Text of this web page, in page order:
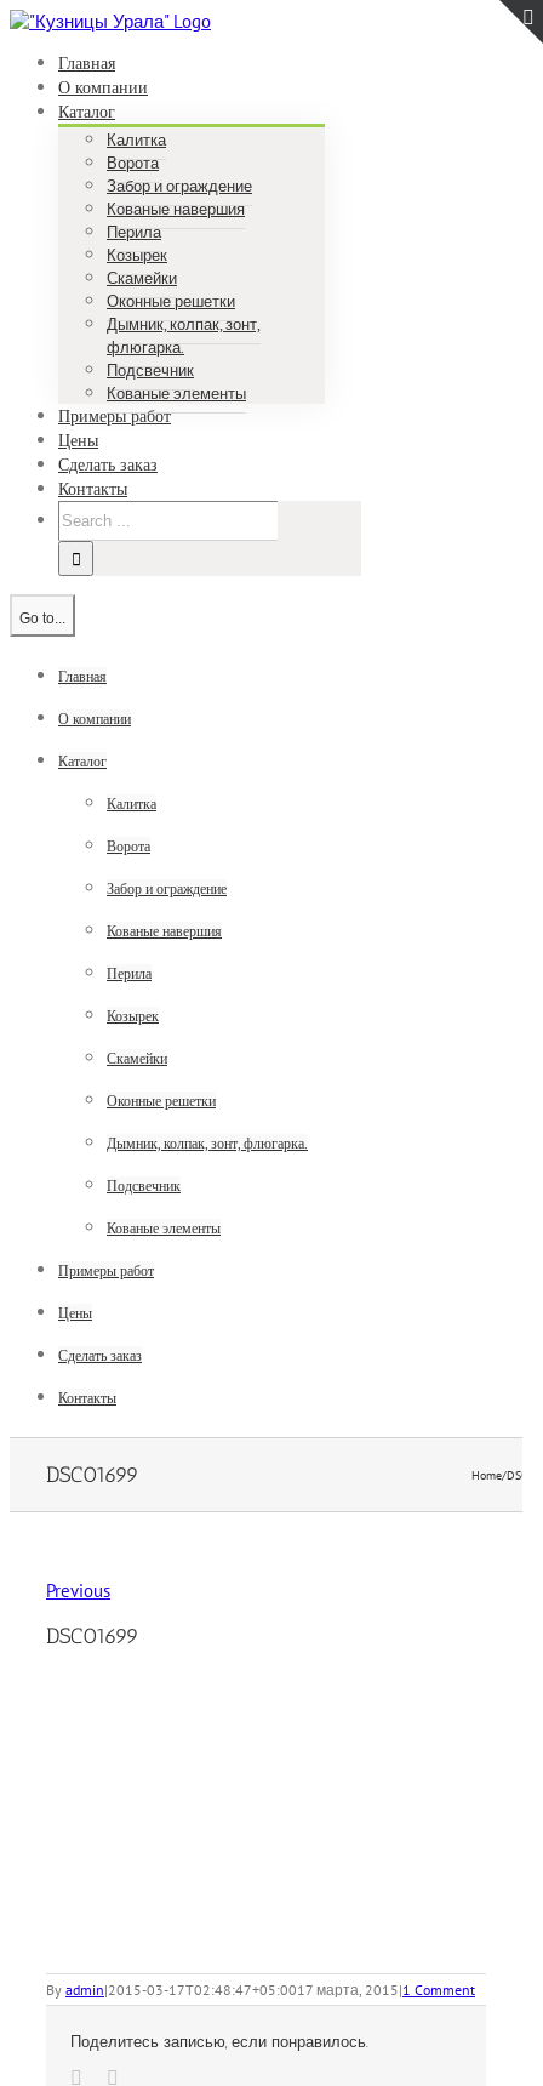
Skip
contentГлавная
О компании
Каталог
Калитка
Ворота
Забор и ограждение
Кованые навершия
Перила
Козырек
Скамейки
Оконные решетки
Дымник, колпак, зонт,
флюгарка.
Подсвечник
Кованые элементы
Примеры работ
Цены
Сделать заказ
Контакты
Search
for:
Go to...
Главная
О компании
Каталог
Калитка
Ворота
Забор и ограждение
Кованые навершия
Перила
Козырек
Скамейки
Оконные решетки
Дымник, колпак, зонт, флюгарка.
Подсвечник
Кованые элементы
Примеры работ
Цены
Сделать заказ
Контакты
DSC01699 Home/
Previous
DSC01699
By admin|2015-03-17T02:48:47+05:0017 марта, 2015|1 Comment
Поделитесь записью, если понравилось.